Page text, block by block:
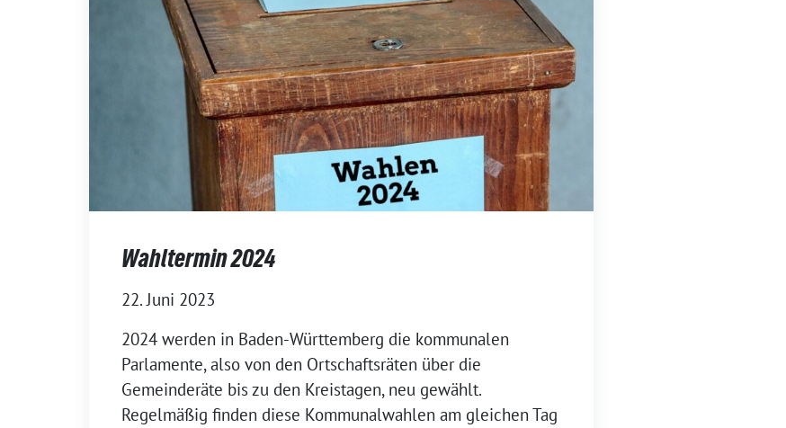
Wahltermin 2024
22. Juni 2023
2024 wer­den in Baden-Württemberg die kom­mu­na­len
Parlamente, also von den Ortschaftsräten über die
Gemeinderäte bis zu den Kreistagen, neu gewählt.
Regelmäßig fin­den die­se Kommunalwahlen am glei­chen Tag